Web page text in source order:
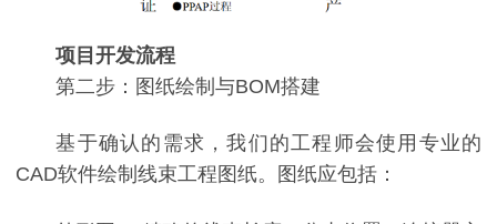
项目开发流程
第二步：图纸绘制与BOM搭建
基于确认的需求，我们的工程师会使用专业的
CAD软件绘制线束工程图纸。图纸应包括：